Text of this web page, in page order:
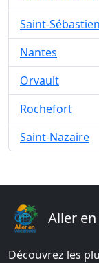
Saint-
Nantes
Orvault
Rochefort
Saint-Nazaire
Aller
Découvrez les